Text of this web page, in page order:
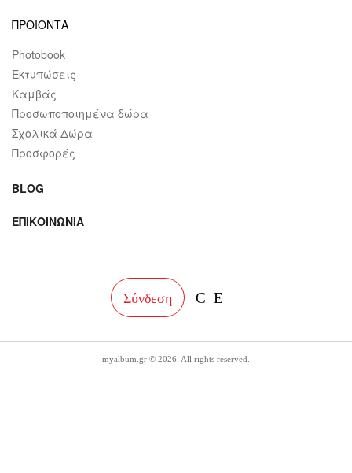
ΠΡΟΙΟΝΤΑ
Photobook
Εκτυπώσεις
Καμβάς
Προσωποποιημένα δώρα
Σχολικά Δώρα
Προσφορές
BLOG
ΕΠΙΚΟΙΝΩΝΙΑ
Σύνδεση facebook
myalbum.gr © 2026. All rights reserved.